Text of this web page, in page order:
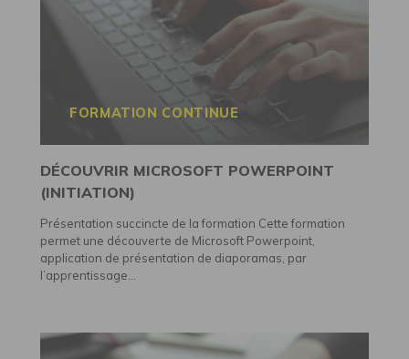
FORMATION CONTINUE
DÉCOUVRIR MICROSOFT POWERPOINT
(INITIATION)
Présentation succincte de la formation Cette formation
permet une découverte de Microsoft Powerpoint,
application de présentation de diaporamas, par
l’apprentissage...